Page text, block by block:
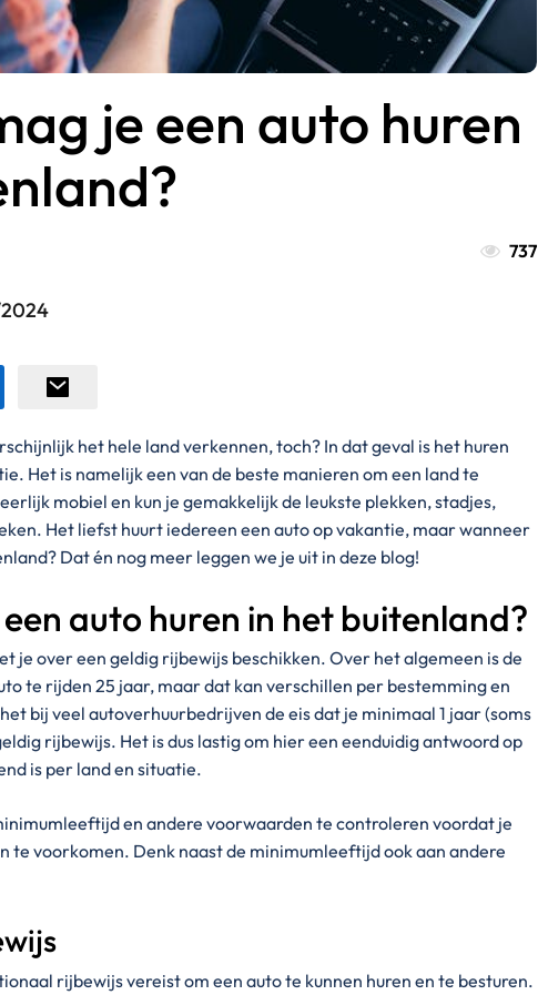
je een auto huren
737
het hele land verkennen, toch? In dat geval is het huren
Het is namelijk een van de beste manieren om een land te
mobiel en kun je gemakkelijk de leukste plekken, stadjes,
Het liefst huurt iedereen een auto op vakantie, maar wanneer
Dat én nog meer leggen we je uit in deze blog!
auto huren in het buitenland?
je over een geldig rijbewijs beschikken. Over het algemeen is de
te rijden 25 jaar, maar dat kan verschillen per bestemming en
bij veel autoverhuurbedrijven de eis dat je minimaal 1 jaar (soms
rijbewijs. Het is dus lastig om hier een eenduidig antwoord op
is per land en situatie.
en andere voorwaarden te controleren voordat je
te voorkomen. Denk naast de minimumleeftijd ook aan andere
rijbewijs vereist om een auto te kunnen huren en te besturen.